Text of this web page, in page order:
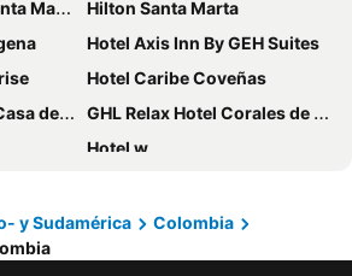
Marta
Hilton Santa Marta
Hotel Axis Inn By GEH Suites
Hotel Caribe Coveñas
Playa
GHL Relax Hotel Corales de Indias
Hotel w
Hotel Almirante Cartagena Colombia
y Sudamérica
Colombia